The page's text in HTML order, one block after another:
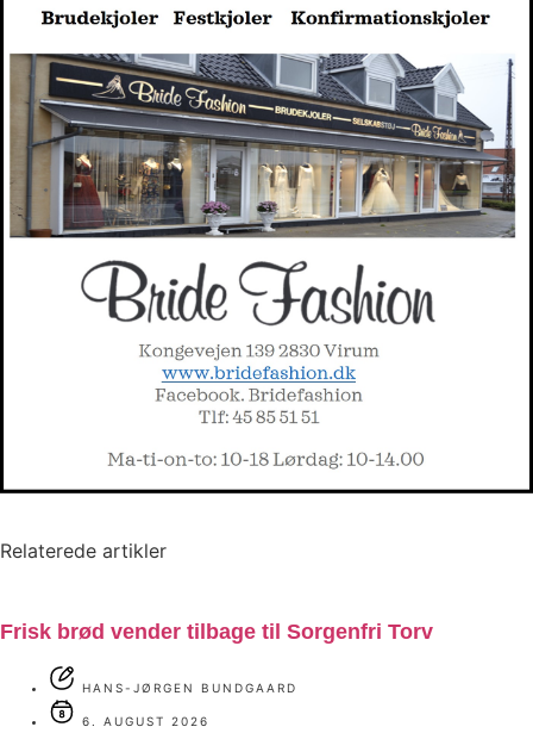
Relaterede artikler
Frisk brød vender tilbage til Sorgenfri Torv
HANS-JØRGEN BUNDGAARD
6. AUGUST 2026